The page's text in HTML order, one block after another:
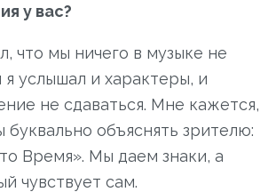
у вас?
что мы ничего в музыке не
я услышал и характеры, и
не сдаваться. Мне кажется,
объяснять зрителю:
Время». Мы даем знаки, а
чувствует сам.